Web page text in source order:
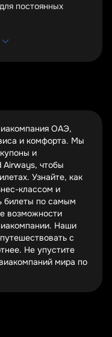
постоянных
промокоды на
способ получить
авиакомпании –
пятница,
сезона – в эти
самые значительные
в ноябре были
в Европу.
– золотая жила для
мили можно
а участники
промо-коды.
пока не
ОАЭ,
и комфорта. Мы
и
Airways, чтобы
Узнайте, как
классом и
билеты по самым
возможности
Наши
с
Не упустите
мира по